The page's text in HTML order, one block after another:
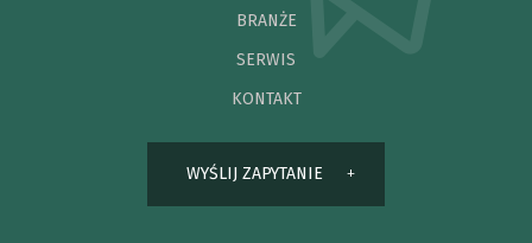
BRANŻE
SERWIS
KONTAKT
WYŚLIJ ZAPYTANIE